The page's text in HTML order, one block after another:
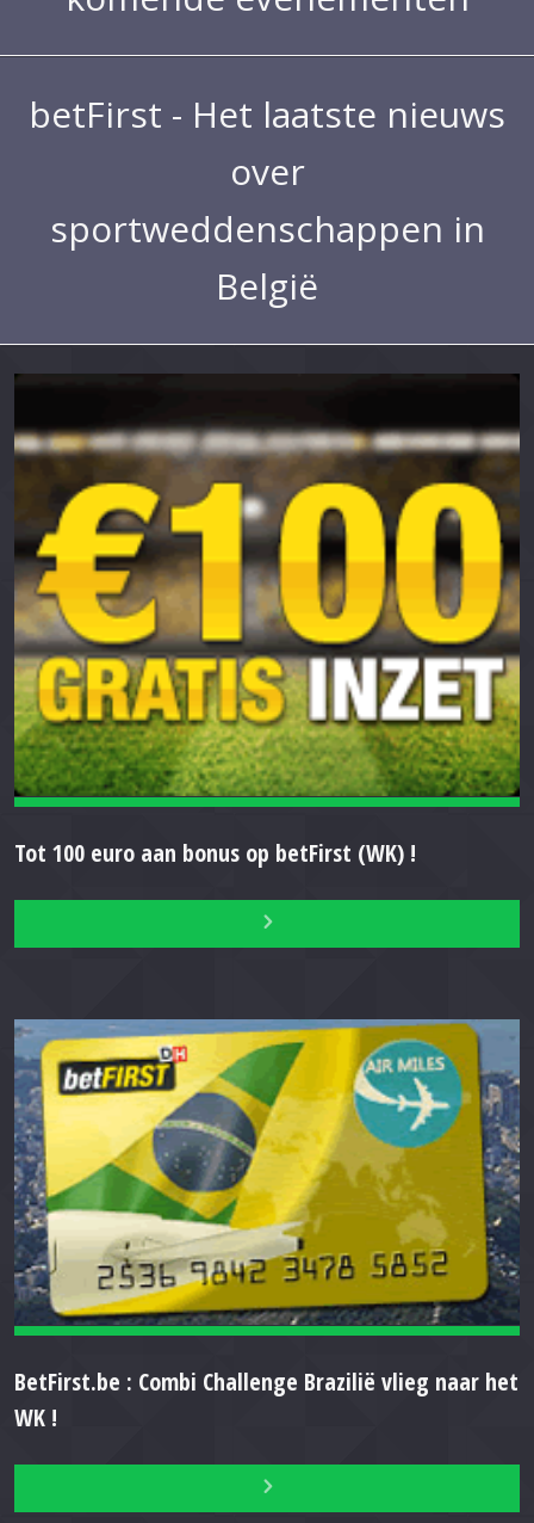
betFirst - Het laatste nieuws
over
sportweddenschappen in
België
Tot 100 euro aan bonus op betFirst (WK) !
BetFirst.be : Combi Challenge Brazilië vlieg naar het
WK !